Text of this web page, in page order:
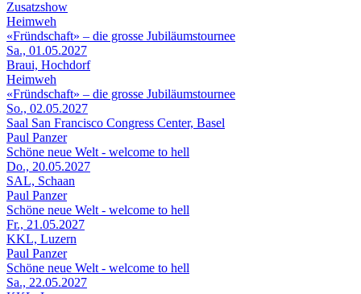
Zusatzshow
Heimweh
«Fründschaft» – die grosse Jubiläumstournee
Sa., 01.05.2027
Braui, Hochdorf
Heimweh
«Fründschaft» – die grosse Jubiläumstournee
So., 02.05.2027
Saal San Francisco Congress Center, Basel
Paul Panzer
Schöne neue Welt - welcome to hell
Do., 20.05.2027
SAL, Schaan
Paul Panzer
Schöne neue Welt - welcome to hell
Fr., 21.05.2027
KKL, Luzern
Paul Panzer
Schöne neue Welt - welcome to hell
Sa., 22.05.2027